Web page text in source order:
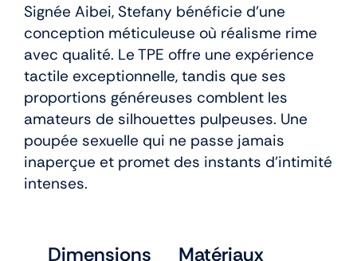
Signée Aibei, Stefany bénéficie d’une
conception méticuleuse où réalisme rime
avec qualité. Le TPE offre une expérience
tactile exceptionnelle, tandis que ses
proportions généreuses comblent les
amateurs de silhouettes pulpeuses. Une
poupée sexuelle qui ne passe jamais
inaperçue et promet des instants d’intimité
intenses.
Dimensions Matériaux